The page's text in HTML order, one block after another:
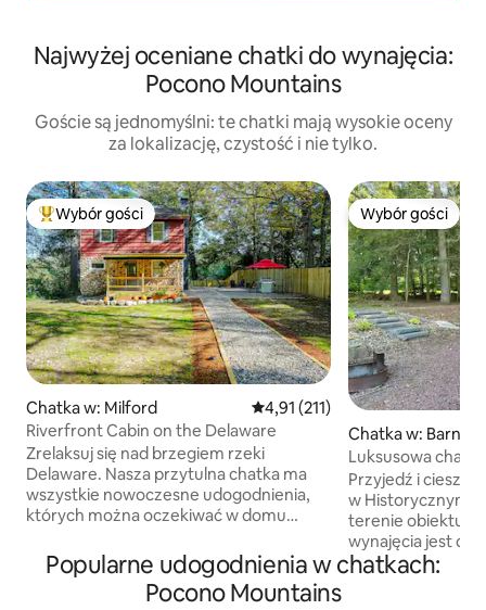
Najwyżej oceniane chatki do wynajęcia:
Pocono Mountains
Goście są jednomyślni: te chatki mają wysokie oceny
za lokalizację, czystość i nie tylko.
Najpopularniejsze z kategorii Wybór gości
Wybór gości
Chatka w: Milford Średnia ocena: 4,91 na 5, liczba
4,91 (211)
Riverfront Cabin on the Delaware
Zrelaksuj się nad brzegiem rzeki
Delaware. Nasza przytulna chatka ma
wszystkie nowoczesne udogodnienia,
których można oczekiwać w domu
udogodnieniami na świeżym powietrzu,
które sprawiają, że ten dom wakacyjny
jest spokojnym spełnieniem marzeń!
Wybór gości
Wybór gości
Chatka w:
Luksusowa
z dostępem do
Przyjedź i ciesz
w Historycznym
terenie obiektu
wynajęcia jest
z nich oferuje
Popularne udogodnienia w chatkach:
Pocono Mountains